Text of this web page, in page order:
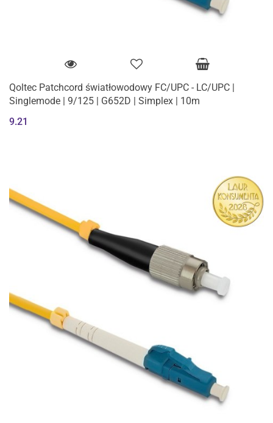
Qoltec Patchcord światłowodowy FC/UPC - LC/UPC |
Singlemode | 9/125 | G652D | Simplex | 10m
9.21